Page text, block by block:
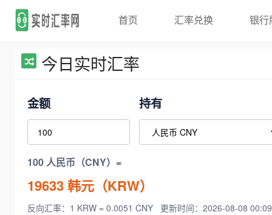
首页 汇率兑换 银行
今日实时汇率
金额 持有
100 人民币（CNY）=
19633韩元（KRW）
反向汇率：1 KRW = 0.0051 CNY 更新时间：2026-08-08